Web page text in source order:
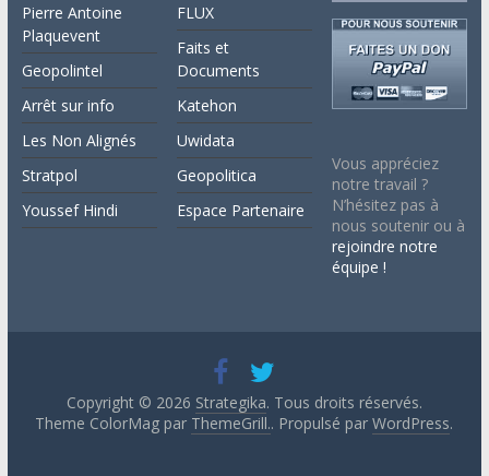
Pierre Antoine
Plaquevent
Geopolintel
Arrêt sur info
Les Non Alignés
Stratpol
Youssef Hindi
FLUX
Faits et
Documents
Katehon
Uwidata
Geopolitica
Espace Partenaire
Vous appréciez
notre travail ?
N’hésitez pas à
nous soutenir ou à
rejoindre notre
équipe !
Copyright © 2026 Strategika. Tous droits réservés.
Theme ColorMag par ThemeGrill.. Propulsé parWordPress.